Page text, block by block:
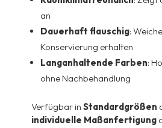
an
Dauerhaft flauschig:
Konservierung erhalten
Langanhaltende Farben:
ohne Nachbehandlung
Verfügbar inStandardgrößen
individuelle Maßanfertigung